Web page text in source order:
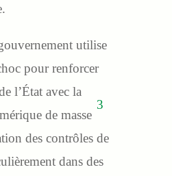
utilise
pour renforcer
l’État avec la
de masse
3
des contrôles de
dans des